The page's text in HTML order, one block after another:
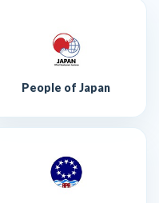
People of Japan